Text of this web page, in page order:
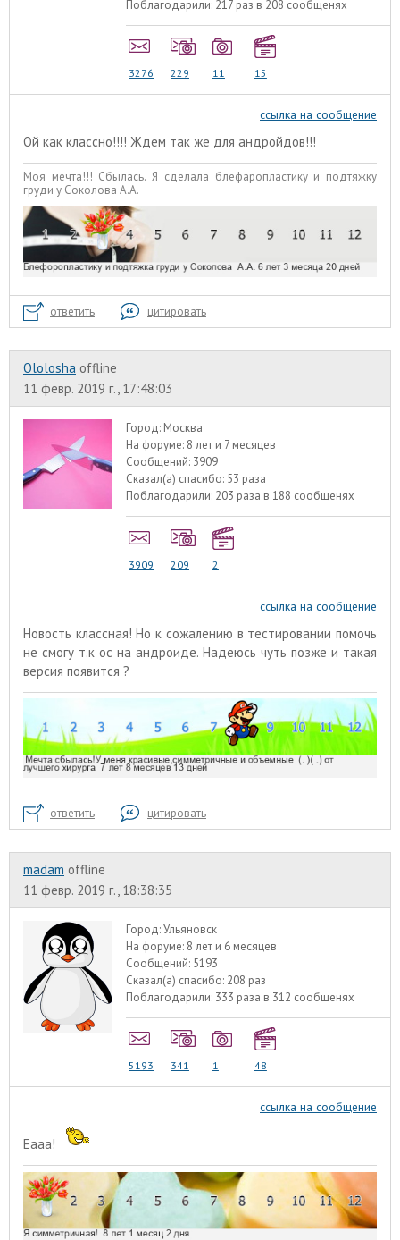
Поблагодарили: 217 раз в 208 сообщенях
3276 229 11 15
ссылка на сообщение
Ой как классно!!!! Ждем так же для андройдов!!!
Моя мечта!!! Сбылась. Я сделала блефаропластику и подтяжку
груди у Соколова А.А.
ответить цитировать
Ololosha offline
11 февр. 2019 г., 17:48:03
Город: Москва
На форуме: 8 лет и 7 месяцев
Сообщений: 3909
Сказал(а) спасибо: 53 раза
Поблагодарили: 203 раза в 188 сообщенях
3909 209 2
ссылка на сообщение
Новость классная! Но к сожалению в тестировании помочь
не смогу т.к ос на андроиде. Надеюсь чуть позже и такая
версия появится ?
ответить цитировать
madam offline
11 февр. 2019 г., 18:38:35
Город:Ульяновск
На форуме: 8 лет и 6 месяцев
Сообщений: 5193
Сказал(а) спасибо: 208 раз
Поблагодарили: 333 раза в 312 сообщенях
5193 341 1 48
ссылка на сообщение
Еааа!